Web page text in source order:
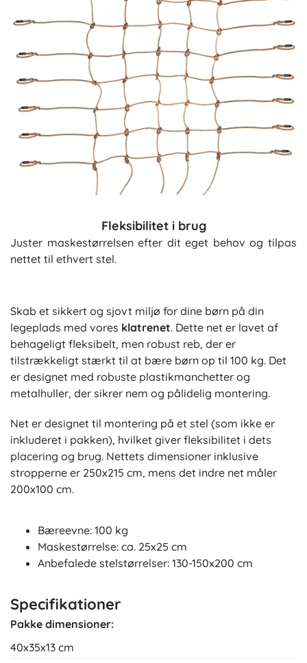
Fleksibilitet i brug
Juster maskestørrelsen efter dit eget behov og tilpas
nettet til ethvert stel.
Skab et sikkert og sjovt miljø for dine børn på din
legeplads med vores klatrenet. Dette net er lavet af
behageligt fleksibelt, men robust reb, der er
tilstrækkeligt stærkt til at bære børn op til 100 kg. Det
er designet med robuste plastikmanchetter og
metalhuller, der sikrer nem og pålidelig montering.
Net er designet til montering på et stel (som ikke er
inkluderet i pakken), hvilket giver fleksibilitet i dets
placering og brug. Nettets dimensioner inklusive
stropperne er 250x215 cm, mens det indre net måler
200x100 cm.
Bæreevne: 100 kg
Maskestørrelse: ca. 25x25 cm
Anbefalede stelstørrelser: 130-150x200 cm
Specifikationer
Pakke dimensioner:
40x35x13 cm